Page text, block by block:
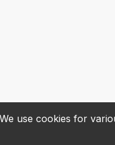
We use cookies for